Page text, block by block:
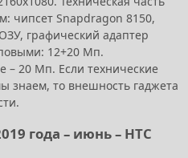
чипсет Snapdragon 8150,
графический адаптер
12+20 Мп.
– 20 Мп. Если технические
знаем, то внешность гаджета
года – июнь – HTC